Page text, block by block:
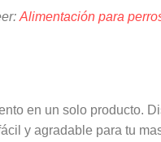
Alimentación para
en un solo producto.
y agradable para tu